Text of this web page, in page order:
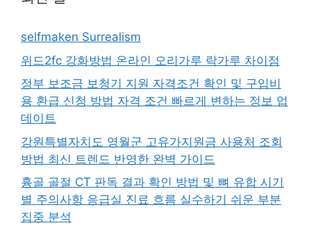
selfmaken Surrealism
위드2fc 강화방법 온라인 오리가루 락가루 차이점
정부 보조금 보청기 지원 자격조건 확인 및 구입비
용 환급 신청 방법 자격 조건 빠르게 변하는 정보 업
데이트
강원특별자치도 영월군 고유가지원금 사용처 조회
방법 최신 트렌드 반영한 완벽 가이드
흉골 골절 CT 판독 결과 확인 방법 및 뼈 유합 시기
별 주의사항 응급실 진료 흐름 실수하기 쉬운 부분
집중 분석